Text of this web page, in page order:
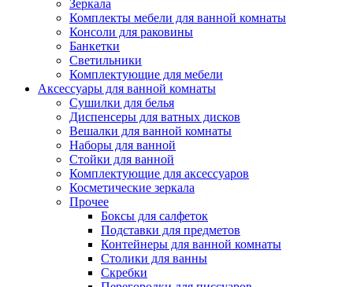
Зеркала
Комплекты мебели для ванной комнаты
Консоли для раковины
Банкетки
Светильники
Комплектующие для мебели
Аксессуары для ванной комнаты
Сушилки для белья
Диспенсеры для ватных дисков
Вешалки для ванной комнаты
Наборы для ванной
Стойки для ванной
Комплектующие для аксессуаров
Косметические зеркала
Прочее
Боксы для салфеток
Подставки для предметов
Контейнеры для ванной комнаты
Столики для ванны
Скребки